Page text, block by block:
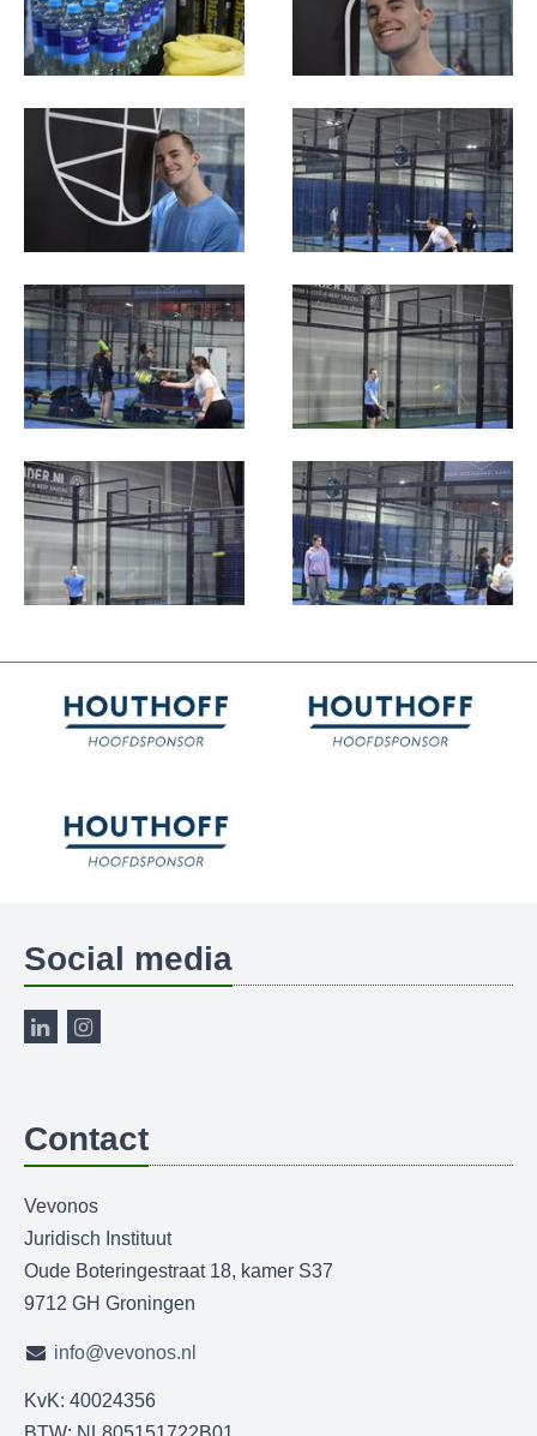
Social media
Contact
Vevonos
Juridisch Instituut
Oude Boteringestraat 18, kamer S37
9712 GH Groningen
info@vevonos.nl
KvK: 40024356